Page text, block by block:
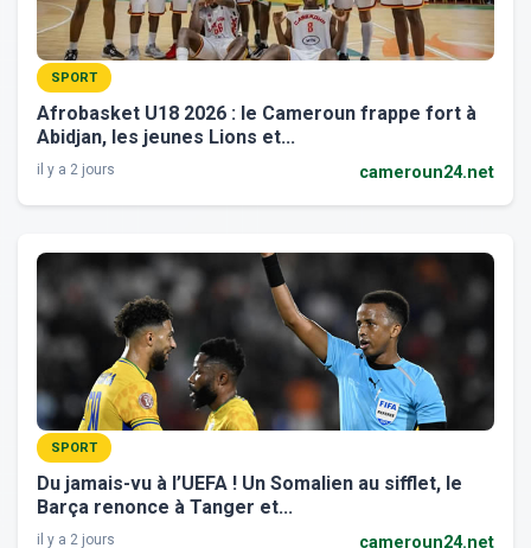
SPORT
Afrobasket U18 2026 : le Cameroun frappe fort à
Abidjan, les jeunes Lions et...
il y a 2 jours cameroun24.net
SPORT
Du jamais-vu à l’UEFA ! Un Somalien au sifflet, le
Barça renonce à Tanger et...
il y a 2 jours cameroun24.net